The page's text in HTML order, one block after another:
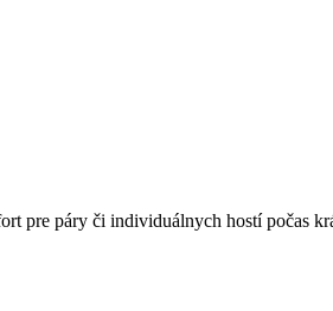
pre páry či individuálnych hostí počas